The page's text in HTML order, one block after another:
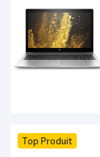
Top Produit